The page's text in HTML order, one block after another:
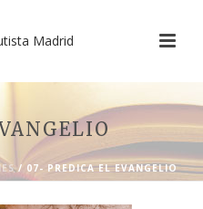
/ 07- PREDICA EL EVANGELIO